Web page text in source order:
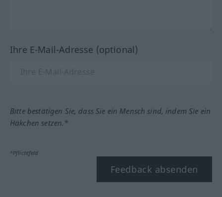
Ihre E-Mail-Adresse (optional)
Bitte bestätigen Sie, dass Sie ein Mensch sind, indem Sie ein
Häkchen setzen.*
*Pflichtfeld
Feedback absenden